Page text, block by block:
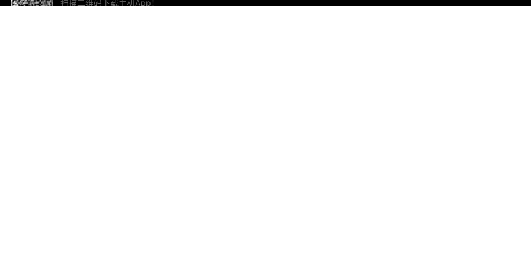
扫描二维码下载手机App！